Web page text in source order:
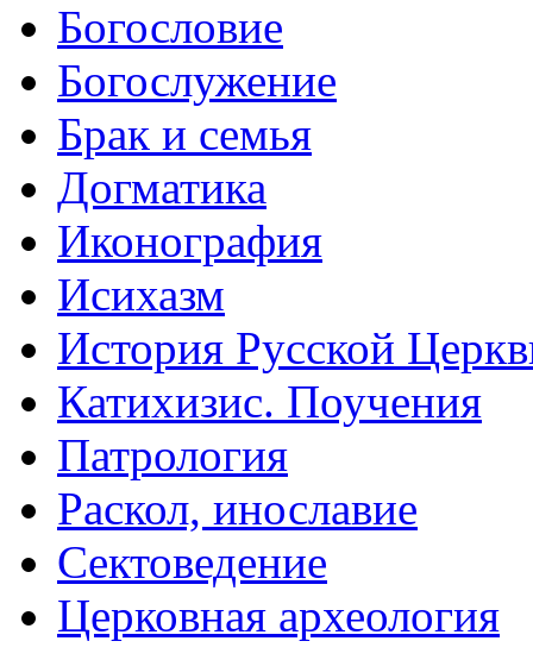
Богословие
Богослужение
Брак и семья
Догматика
Иконография
Исихазм
История Русской
Катихизис. Поучения
Патрология
Раскол, инославие
Сектоведение
Церковная археология